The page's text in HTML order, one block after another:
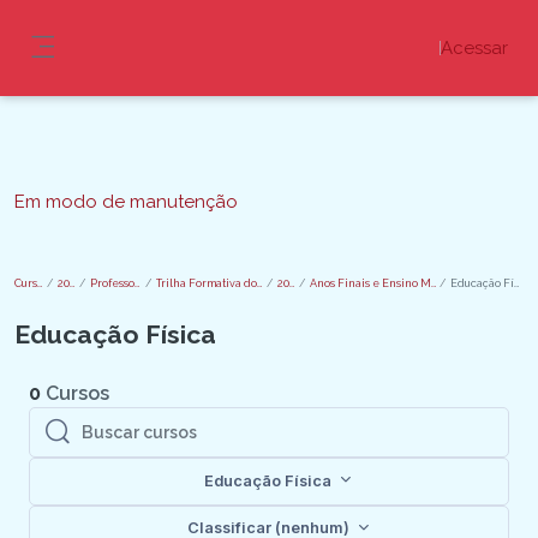
Acessar
Em modo de manutenção
Cursos 2024 Professores Trilha Formativa do SEE 2024 Anos Finais e Ensino Médio Educação Física
Educação Física
0 Cursos
Buscar cursos
Buscar cursos
Educação Física
Classificar (nenhum)